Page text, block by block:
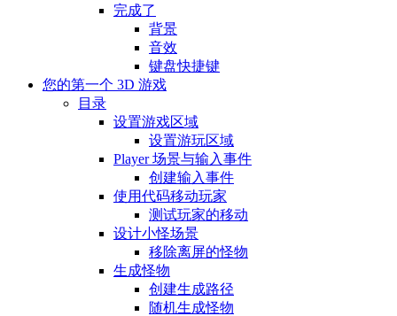
完成了
背景
音效
键盘快捷键
您的第一个 3D 游戏
目录
设置游戏区域
设置游玩区域
Player 场景与输入事件
创建输入事件
使用代码移动玩家
测试玩家的移动
设计小怪场景
移除离屏的怪物
生成怪物
创建生成路径
随机生成怪物